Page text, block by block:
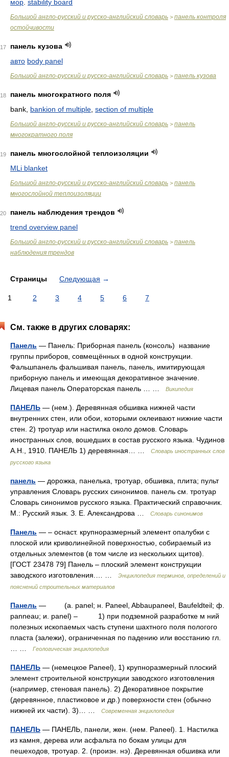
мор stability board
Большой англо-русский и русско-английский словарь > панель контроля
остойчивости
17
панель кузова
авто body panel
Большой англо-русский и русско-английский словарь > панель кузова
18
панель многократного поля
bank, bankion of multiple section of multiple
Большой англо-русский и русско-английский словарь > панель
многократного поля
19
панель многослойной теплоизоляции
MLi blanket
Большой англо-русский и русско-английский словарь > панель
многослойной теплоизоляции
20
панель наблюдения трендов
trend overview panel
Большой англо-русский и русско-английский словарь > панель
наблюдения трендов
Страницы Следующая →
1 2 3 4 5 6 7
См. также в других словарях:
Панель — Панель: Приборная панель (консоль) название
группы приборов, совмещённых в одной конструкции.
Фальшпанель фальшивая панель, панель, имитирующая
приборную панель и имеющая декоративное значение.
Лицевая панель‎ Операторская панель … …
Википедия
ПАНЕЛЬ — (нем.). Деревянная обшивка нижней части
внутренних стен, или обои, которыми оклеивают нижние части
стен. 2) тротуар или настилка около домов. Словарь
иностранных слов, вошедших в состав русского языка. Чудинов
А.Н., 1910. ПАНЕЛЬ 1) деревянная… …
Словарь иностранных слов
русского языка
панель — дорожка, панелька, тротуар, обшивка, плита; пульт
управления Словарь русских синонимов. панель см. тротуар
Словарь синонимов русского языка. Практический справочник.
М.: Русский язык. З. Е. Александрова …
Словарь синонимов
Панель — – оснаст. крупноразмерный элемент опалубки с
плоской или криволинейной поверхностью, собираемый из
отдельных элементов (в том числе из нескольких щитов).
[ГОСТ 23478 79] Панель – плоский элемент конструкции
заводского изготовления.… …
Энциклопедия терминов, определений и
пояснений строительных материалов
Панель — (a. panel; н. Paneel, Abbaupaneel, Baufeldteil; ф.
panneau; и. panel) – 1) при подземной разработке м ний
полезных ископаемых часть ступени шахтного поля пологого
пласта (залежи), ограниченная по падению или восстанию гл.
Геологическая энциклопедия
ПАНЕЛЬ — (немецкое Paneel), 1) крупноразмерный плоский
элемент строительной конструкции заводского изготовления
(например, стеновая панель). 2) Декоративное покрытие
(деревянное, пластиковое и др.) поверхности стен (обычно
нижней их части). 3)… …
Современная энциклопедия
ПАНЕЛЬ — ПАНЕЛЬ, панели, жен. (нем. Paneel). 1. Настилка
из камня, дерева или асфальта по бокам улицы для
пешеходов, тротуар. 2. (произн. нэ). Деревянная обшивка или